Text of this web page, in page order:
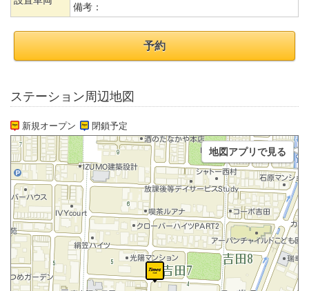
備考：
予約
ステーション周辺地図
新規オープン 閉鎖予定
地図アプリで見る